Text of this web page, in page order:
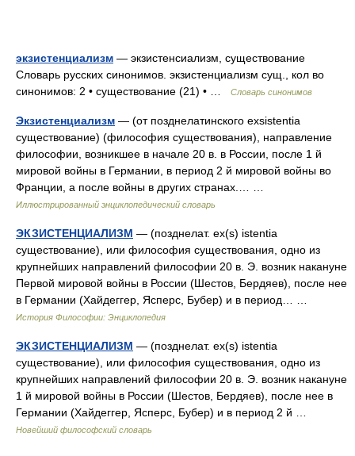
экзистенциализм — экзистенсиализм, существование
Словарь русских синонимов. экзистенциализм сущ., кол во
синонимов: 2 • существование (21) • …
Словарь синонимов
Экзистенциализм — (от позднелатинского exsistentia
существование) (философия существования), направление
философии, возникшее в начале 20 в. в России, после 1 й
мировой войны в Германии, в период 2 й мировой войны во
Франции, а после войны в других странах.… …
Иллюстрированный энциклопедический словарь
ЭКЗИСТЕНЦИАЛИЗМ — (позднелат. ex(s) istentia
существование), или философия существования, одно из
крупнейших направлений философии 20 в. Э. возник накануне
Первой мировой войны в России (Шестов, Бердяев), после нее
в Германии (Хайдеггер, Ясперс, Бубер) и в период… …
История Философии: Энциклопедия
ЭКЗИСТЕНЦИАЛИЗМ — (позднелат. ex(s) istentia
существование), или философия существования, одно из
крупнейших направлений философии 20 в. Э. возник накануне
1 й мировой войны в России (Шестов, Бердяев), после нее в
Германии (Хайдеггер, Ясперс, Бубер) и в период 2 й …
Новейший философский словарь